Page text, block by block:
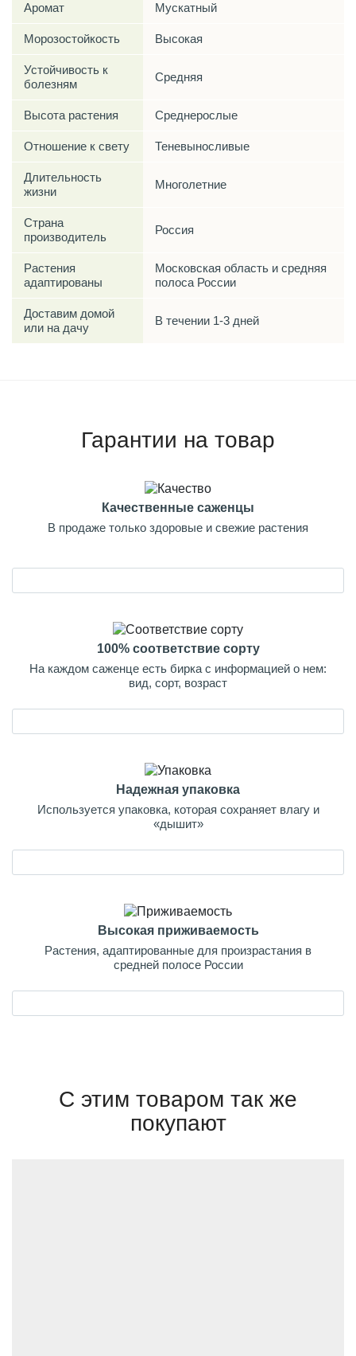
Аромат Мускатный
Морозостойкость Высокая
Устойчивость к
болезням
Средняя
Высота растения Среднерослые
Отношение к свету Теневыносливые
Длительность
жизни
Многолетние
Страна
производитель
Россия
Растения
адаптированы
Московская область и средняя
полоса России
Доставим домой
или на дачу
В течении 1-3 дней
Гарантии на товар
Качественные саженцы
В продаже только здоровые и свежие растения
100% соответствие сорту
На каждом саженце есть бирка с информацией о нем:
вид, сорт, возраст
Надежная упаковка
Используется упаковка, которая сохраняет влагу и
«дышит»
Высокая приживаемость
Растения, адаптированные для произрастания в
средней полосе России
С этим товаром так же
покупают